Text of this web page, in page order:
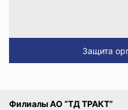
Защита
Филиалы АО “ТД ТРАКТ”